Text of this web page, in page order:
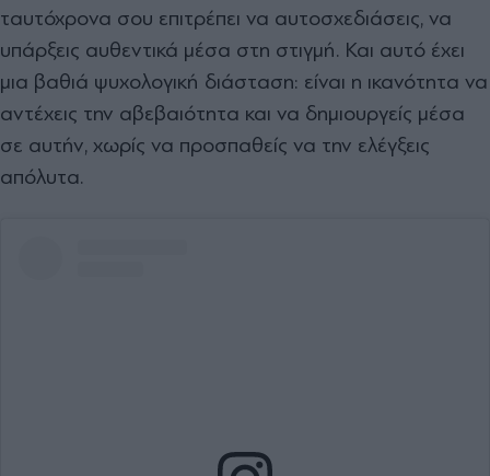
ταυτόχρονα σου επιτρέπει να αυτοσχεδιάσεις, να
υπάρξεις αυθεντικά µέσα στη στιγµή. Και αυτό έχει
µια βαθιά ψυχολογική διάσταση: είναι η ικανότητα να
αντέχεις την αβεβαιότητα και να δηµιουργείς µέσα
σε αυτήν, χωρίς να προσπαθείς να την ελέγξεις
απόλυτα.